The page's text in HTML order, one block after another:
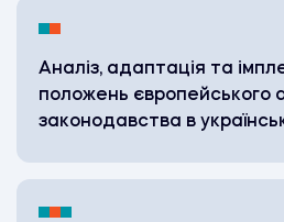
Аналіз, адаптація та
положень європейського
законодавства в